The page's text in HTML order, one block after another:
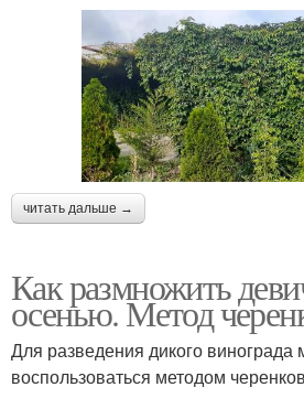
читать дальше →
Как размножить
осенью. Метод
Для разведения дикого винограда
воспользоваться методом